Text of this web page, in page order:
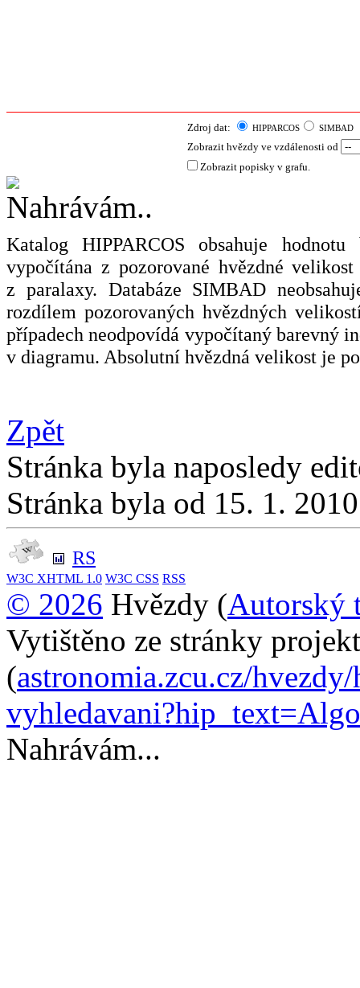
Zdroj dat: HIPPARCOS SIMBAD
Zobrazit hvězdy ve vzdálenosti od
Zobrazit popisky v grafu.
Katalog HIPPARCOS obsahuje
vypočítána z pozorované hvězdné
z paralaxy. Databáze SIMBAD
rozdílem pozorovaných hvězdných
případech neodpovídá vypočítaný barevný
v diagramu. Absolutní hvězdná velikost je
Zpět
Stránka byla naposledy
Stránka byla od 15. 1.
RS
W3C XHTML 1.0 W3C CSS RSS
© 2026 Hvězdy (Autorský
Vytištěno ze stránky
(astronomia.zcu.cz/
Nahrávám...